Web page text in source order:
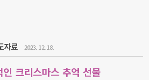
자료 2023. 12. 18.
크리스마스 추억 선물